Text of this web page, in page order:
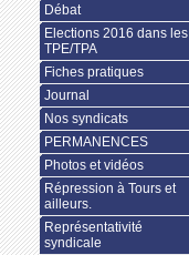
Débat
Elections 2016 dans les
TPE/TPA
Fiches pratiques
Journal
Nos syndicats
PERMANENCES
Photos et vidéos
Répression à Tours et
ailleurs.
Représentativité
syndicale